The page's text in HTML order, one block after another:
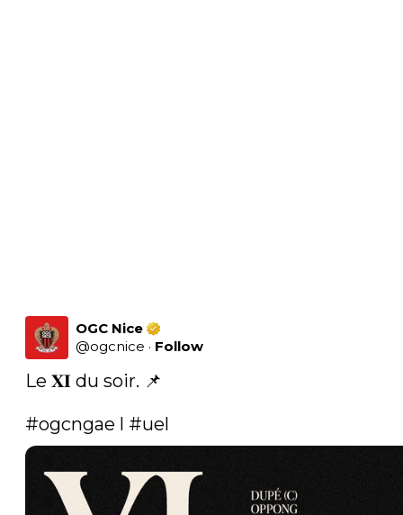
OGC Nice
@ogcnice · Follow
Le 𝐗𝐈 du soir. 📌
#ogcngae l #uel